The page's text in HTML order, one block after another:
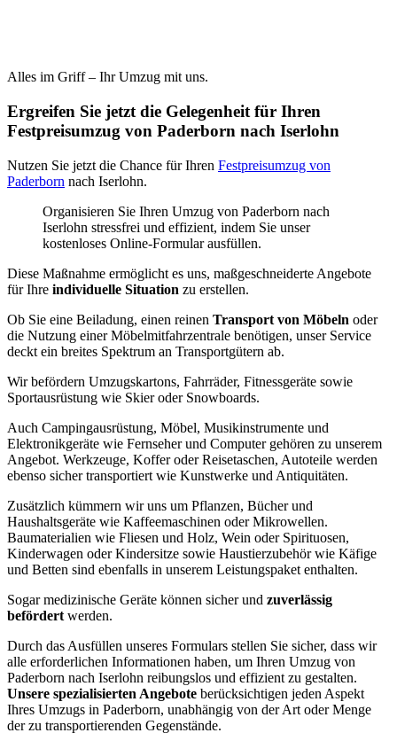
Alles im Griff – Ihr Umzug mit uns.
Ergreifen Sie jetzt die Gelegenheit für Ihren
Festpreisumzug von Paderborn nach Iserlohn
Nutzen Sie jetzt die Chance für Ihren Festpreisumzug von
Paderborn nach Iserlohn.
Organisieren Sie Ihren Umzug von Paderborn nach
Iserlohn stressfrei und effizient, indem Sie unser
kostenloses Online-Formular ausfüllen.
Diese Maßnahme ermöglicht es uns, maßgeschneiderte Angebote
für Ihre individuelle Situation zu erstellen.
Ob Sie eine Beiladung, einen reinen Transport von Möbeln oder
die Nutzung einer Möbelmitfahrzentrale benötigen, unser Service
deckt ein breites Spektrum an Transportgütern ab.
Wir befördern Umzugskartons, Fahrräder, Fitnessgeräte sowie
Sportausrüstung wie Skier oder Snowboards.
Auch Campingausrüstung, Möbel, Musikinstrumente und
Elektronikgeräte wie Fernseher und Computer gehören zu unserem
Angebot. Werkzeuge, Koffer oder Reisetaschen, Autoteile werden
ebenso sicher transportiert wie Kunstwerke und Antiquitäten.
Zusätzlich kümmern wir uns um Pflanzen, Bücher und
Haushaltsgeräte wie Kaffeemaschinen oder Mikrowellen.
Baumaterialien wie Fliesen und Holz, Wein oder Spirituosen,
Kinderwagen oder Kindersitze sowie Haustierzubehör wie Käfige
und Betten sind ebenfalls in unserem Leistungspaket enthalten.
Sogar medizinische Geräte können sicher und zuverlässig
befördert werden.
Durch das Ausfüllen unseres Formulars stellen Sie sicher, dass wir
alle erforderlichen Informationen haben, um Ihren Umzug von
Paderborn nach Iserlohn reibungslos und effizient zu gestalten.
Unsere spezialisierten Angebote berücksichtigen jeden Aspekt
Ihres Umzugs in Paderborn, unabhängig von der Art oder Menge
der zu transportierenden Gegenstände.